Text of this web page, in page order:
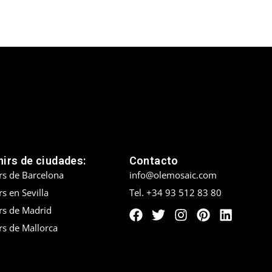
de ciudades:
de Barcelona
en Sevilla
de Madrid
de Mallorca
Contacto
info@olemosaic.com
Tel. +34 93 512 83 80